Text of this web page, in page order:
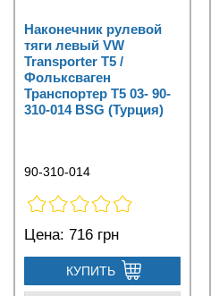
Наконечник рулевой
тяги левый VW
Transporter T5 /
Фольксваген
Транспортер Т5 03- 90-
310-014 BSG (Турция)
90-310-014
Цена: 716 грн
КУПИТЬ